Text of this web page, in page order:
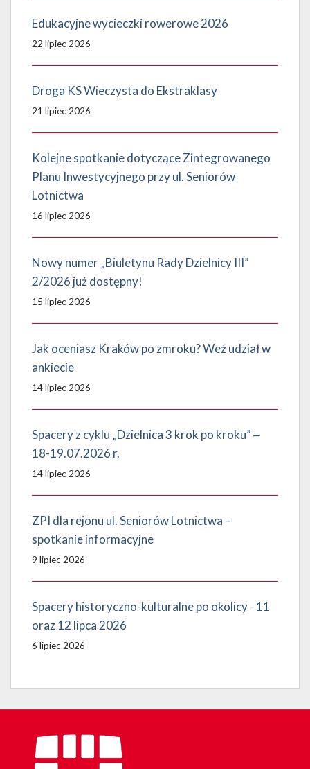
Edukacyjne wycieczki rowerowe 2026
22 lipiec 2026
Droga KS Wieczysta do Ekstraklasy
21 lipiec 2026
Kolejne spotkanie dotyczące Zintegrowanego
Planu Inwestycyjnego przy ul. Seniorów
Lotnictwa
16 lipiec 2026
Nowy numer „Biuletynu Rady Dzielnicy III”
2/2026 już dostępny!
15 lipiec 2026
Jak oceniasz Kraków po zmroku? Weź udział w
ankiecie
14 lipiec 2026
Spacery z cyklu „Dzielnica 3 krok po kroku” ‒
18-19.07.2026 r.
14 lipiec 2026
ZPI dla rejonu ul. Seniorów Lotnictwa –
spotkanie informacyjne
9 lipiec 2026
Spacery historyczno-kulturalne po okolicy - 11
oraz 12 lipca 2026
6 lipiec 2026